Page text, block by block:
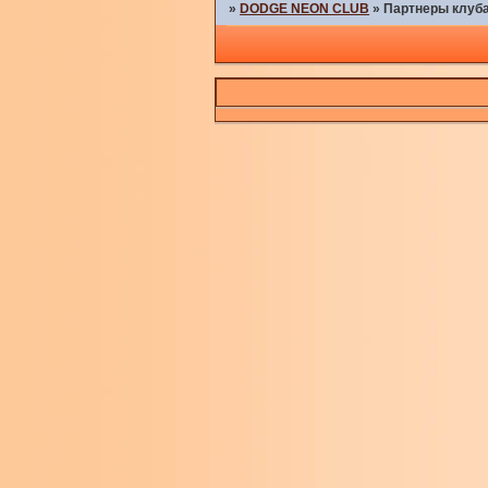
» DODGE NEON CLUB » Партнеры